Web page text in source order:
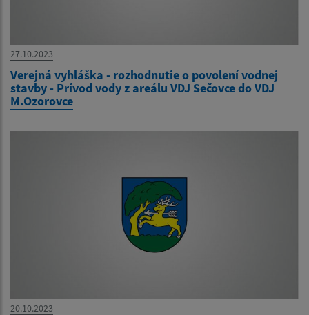
27.10.2023
Verejná vyhláška - rozhodnutie o povolení vodnej
stavby - Prívod vody z areálu VDJ Sečovce do VDJ
M.Ozorovce
20.10.2023